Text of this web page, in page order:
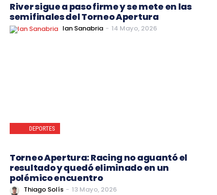
River sigue a paso firme y se mete en las
semifinales del Torneo Apertura
Ian Sanabria - 14 Mayo, 2026
DEPORTES
Torneo Apertura: Racing no aguantó el
resultado y quedó eliminado en un
polémico encuentro
Thiago Solís - 13 Mayo, 2026